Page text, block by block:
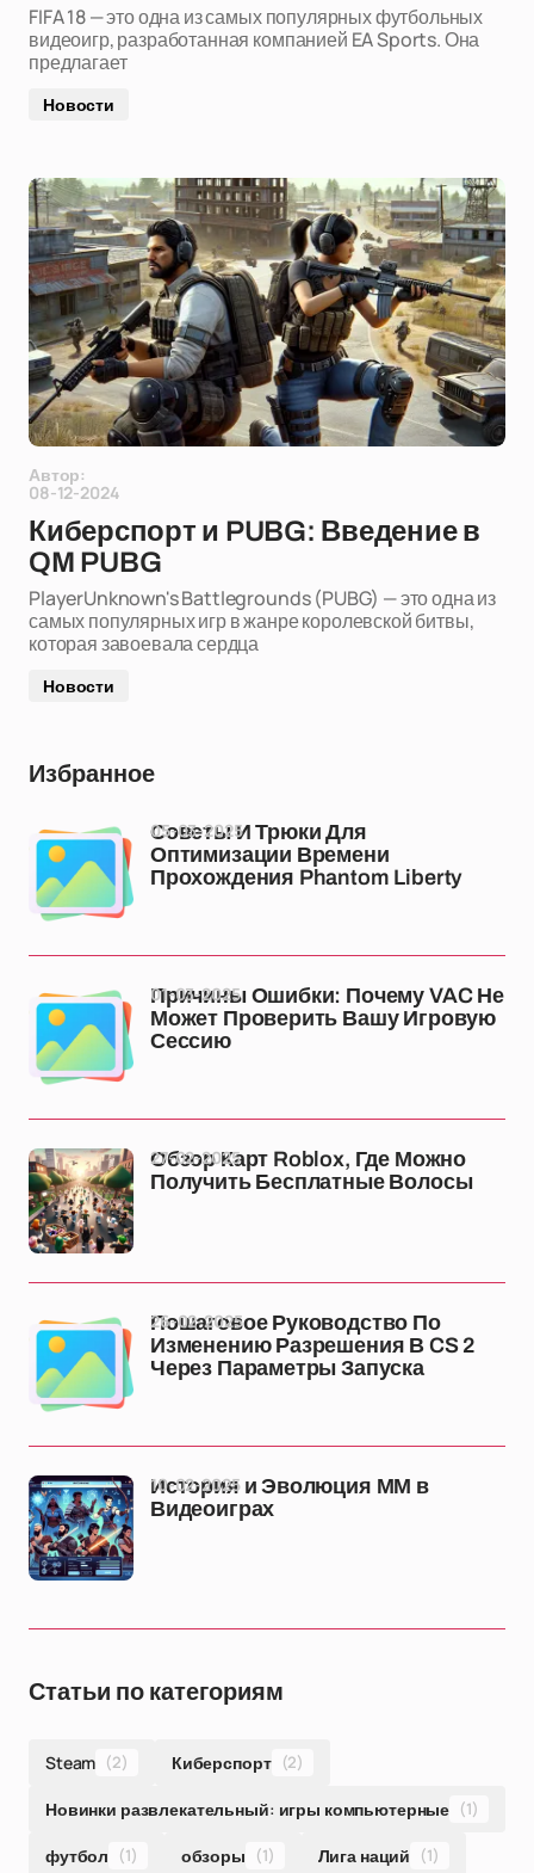
FIFA 18 — это одна из самых популярных футбольных
видеоигр, разработанная компанией EA Sports. Она
предлагает
Новости
Автор:
08-12-2024
Киберспорт и PUBG: Введение в
QM PUBG
PlayerUnknown's Battlegrounds (PUBG) — это одна из
самых популярных игр в жанре королевской битвы,
которая завоевала сердца
Новости
Избранное
Советы И Трюки Для
Оптимизации Времени
Прохождения Phantom Liberty
05-03-2025
Причины Ошибки: Почему VAC Не
Может Проверить Вашу Игровую
Сессию
01-03-2025
Обзор Карт Roblox, Где Можно
Получить Бесплатные Волосы
27-02-2025
Пошаговое Руководство По
Изменению Разрешения В CS 2
Через Параметры Запуска
26-02-2025
История и Эволюция ММ в
Видеоиграх
10-02-2025
Статьи по категориям
Steam (2) Киберспорт (2)
Новинки развлекательный: игры компьютерные (1)
футбол (1) обзоры (1) Лига наций (1)